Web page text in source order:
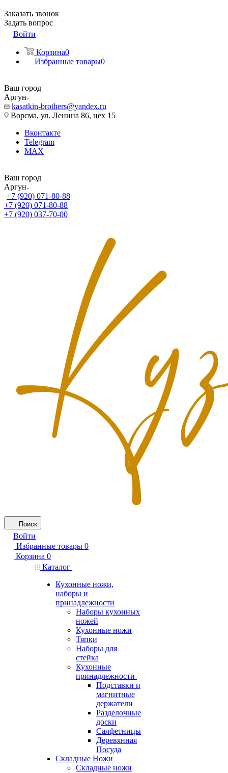
Заказать звонок
Задать вопрос
Войти
Корзина0
Избранные товары0
Ваш город
Аргун
kasatkin-brothers@yandex.ru
Ворсма, ул. Ленина 86, цех 15
Вконтакте
Telegram
MAX
Ваш город
Аргун
+7 (920) 071-80-88
+7 (920) 071-80-88
+7 (920) 037-70-00
Поиск
Войти
Избранные товары 0
Корзина 0
Каталог
Кухонные ножи,
наборы и
принадлежности
Наборы кухонных
ножей
Кухонные ножи
Тяпки
Наборы для
стейка
Кухонные
принадлежности
Подставки и
магнитные
держатели
Разделочные
доски
Салфетницы
Деревянная
Посуда
Складные Ножи
Cкладные ножи